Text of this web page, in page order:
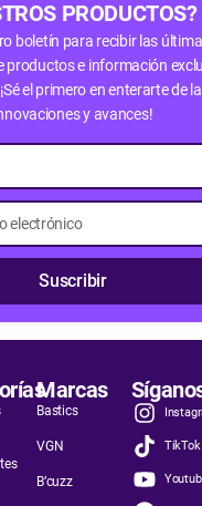
PRODUCTOS?
boletín para recibir las
e información
el primero en enterarte de
y avances!
Suscribir
Marcas
Bastics
VGN
B’cuzz
TikTok